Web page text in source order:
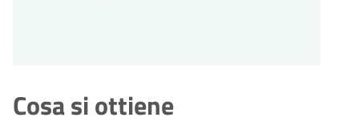
Cosa si ottiene